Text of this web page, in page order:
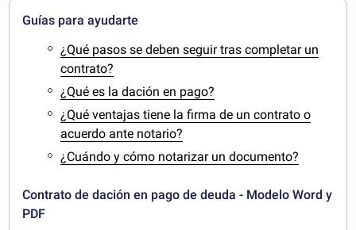
Guías para ayudarte
¿Qué pasos se deben seguir tras completar un
contrato?
¿Qué es la dación en pago?
¿Qué ventajas tiene la firma de un contrato o
acuerdo ante notario?
¿Cuándo y cómo notarizar un documento?
Contrato de dación en pago de deuda - Modelo Word y
PDF